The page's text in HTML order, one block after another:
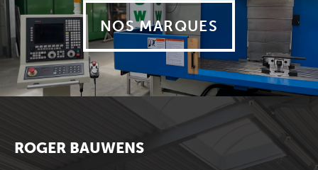
NOS MARQUES
ROGER BAUWENS